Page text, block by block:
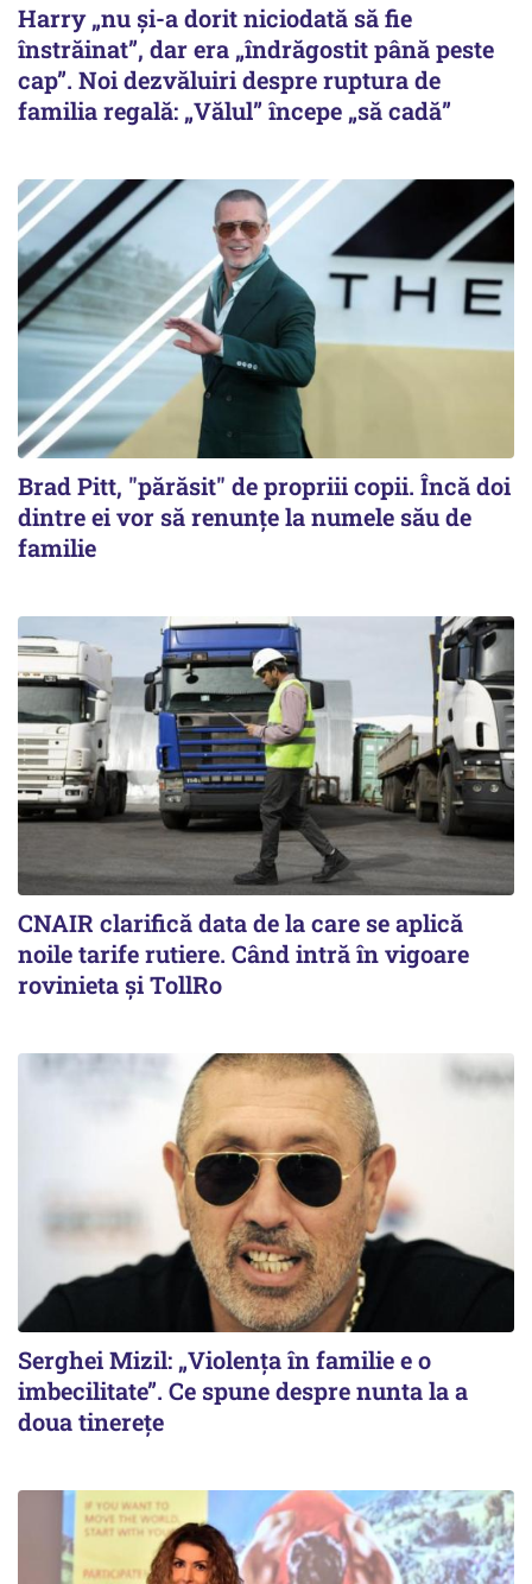
Harry „nu și-a dorit niciodată să fie
înstrăinat”, dar era „îndrăgostit până peste
cap”. Noi dezvăluiri despre ruptura de
familia regală: „Vălul” începe „să cadă”
Brad Pitt, "părăsit" de propriii copii. Încă doi
dintre ei vor să renunțe la numele său de
familie
CNAIR clarifică data de la care se aplică
noile tarife rutiere. Când intră în vigoare
rovinieta și TollRo
Serghei Mizil: „Violența în familie e o
imbecilitate”. Ce spune despre nunta la a
doua tinerețe